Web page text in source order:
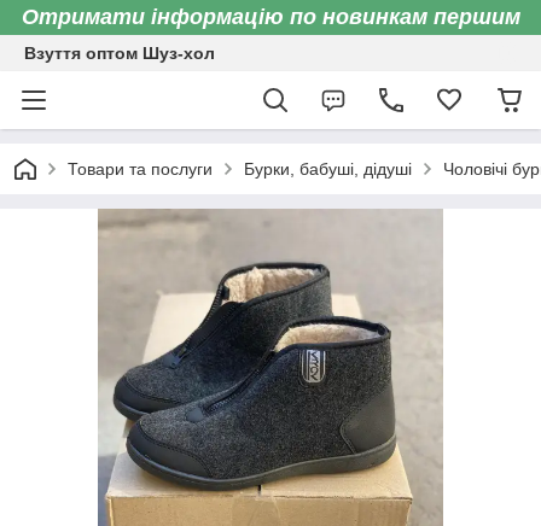
Отримати інформацію по новинкам першим
Взуття оптом Шуз-хол
Товари та послуги Бурки, бабуші, дідуші Чоловічі